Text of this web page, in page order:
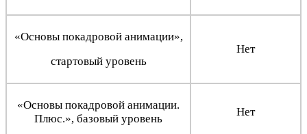
«Основы покадровой анимации»,
стартовый уровень
Нет
«Основы покадровой анимации.
Плюс.», базовый уровень
Нет